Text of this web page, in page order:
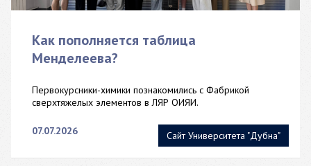
Сайт Университета "Дубна"
Как пополняется таблица
Менделеева?
Первокурсники-химики познакомились с Фабрикой
сверхтяжелых элементов в ЛЯР ОИЯИ.
07.07.2026